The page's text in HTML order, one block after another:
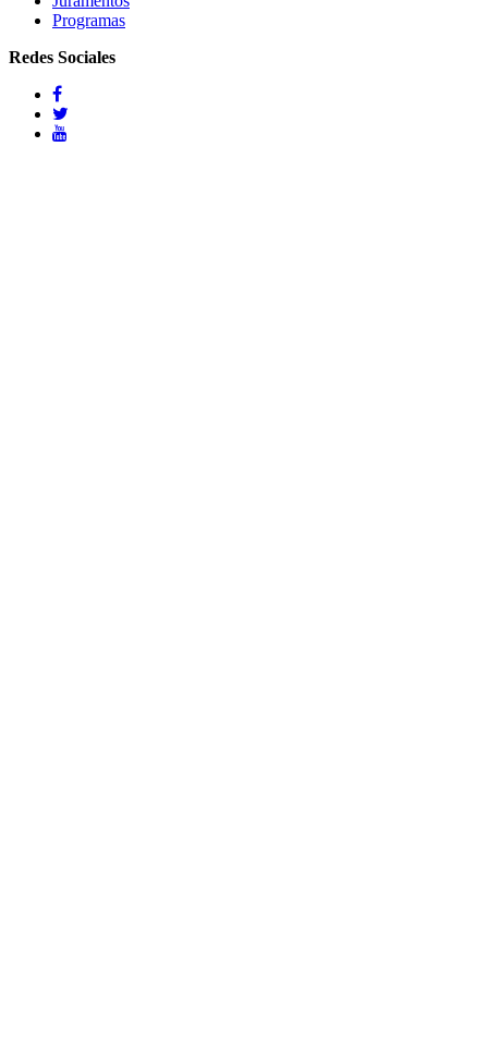
Programas
Redes Sociales